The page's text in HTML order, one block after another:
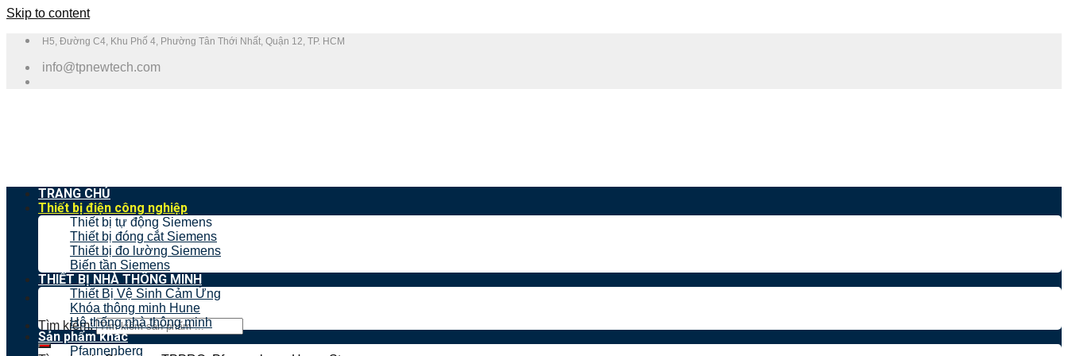
Skip to content
H5, Đường C4, Khu Phố 4, Phường Tân Thới Nhất, Quận 12, TP. HCM
info@tpnewtech.com
Tìm kiếm:
TRANG CHỦ
Thiết bị điện công nghiệp
Thiết bị tự động Siemens
Thiết bị đóng cắt Siemens
Thiết bị đo lường Siemens
Biến tần Siemens
THIẾT BỊ NHÀ THÔNG MINH
Thiết Bị Vệ Sinh Cảm Ứng
Khóa thông minh Hune
Hệ thống nhà thông minh
Sản phẩm khác
Pfannenberg